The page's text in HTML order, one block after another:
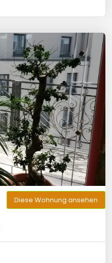
Diese Wohnung ansehen